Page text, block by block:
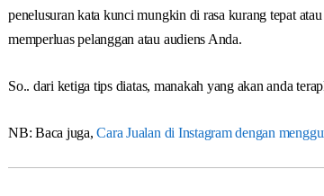
penelusuran kata kunci mungkin di rasa kurang tepat
memperluas pelanggan atau audiens Anda.
So.. dari ketiga tips diatas, manakah yang akan anda
NB: Baca juga,Cara Jualan di Instagram dengan